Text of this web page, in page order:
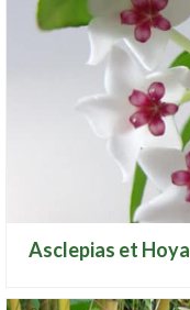
Asclepias et Hoya